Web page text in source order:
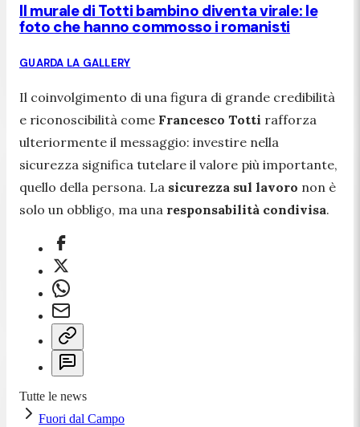
Il murale di Totti bambino diventa virale: le
foto che hanno commosso i romanisti
GUARDA LA GALLERY
Il coinvolgimento di una figura di grande credibilità
e riconoscibilità come Francesco Totti rafforza
ulteriormente il messaggio: investire nella
sicurezza significa tutelare il valore più importante,
quello della persona. La sicurezza sul lavoro non è
solo un obbligo, ma una responsabilità condivisa.
Tutte le news
Fuori dal Campo